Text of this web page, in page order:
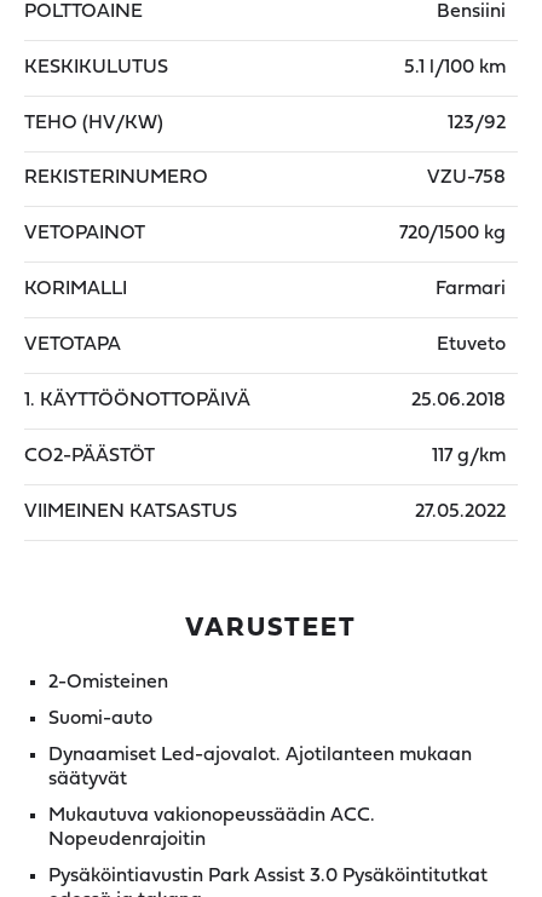
POLTTOAINE Bensiini
KESKIKULUTUS 5.1 l/100 km
TEHO (HV/KW) 123/92
REKISTERINUMERO VZU-758
VETOPAINOT 720/1500 kg
KORIMALLI Farmari
VETOTAPA Etuveto
1. KÄYTTÖÖNOTTOPÄIVÄ 25.06.2018
CO2-PÄÄSTÖT 117 g/km
VIIMEINEN KATSASTUS 27.05.2022
VARUSTEET
2-Omisteinen
Suomi-auto
Dynaamiset Led-ajovalot. Ajotilanteen mukaan
säätyvät
Mukautuva vakionopeussäädin ACC.
Nopeudenrajoitin
Pysäköintiavustin Park Assist 3.0 Pysäköintitutkat